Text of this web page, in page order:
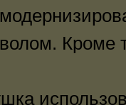
Кроме